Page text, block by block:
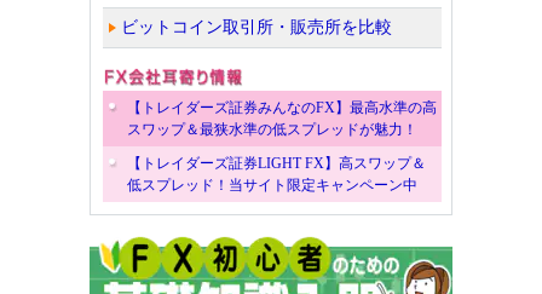
ビットコイン取引所・販売所を比較
【トレイダーズ証券みんなのFX】最高水準の高
スワップ＆最狭水準の低スプレッドが魅力！
【トレイダーズ証券LIGHT FX】高スワップ＆
低スプレッド！当サイト限定キャンペーン中